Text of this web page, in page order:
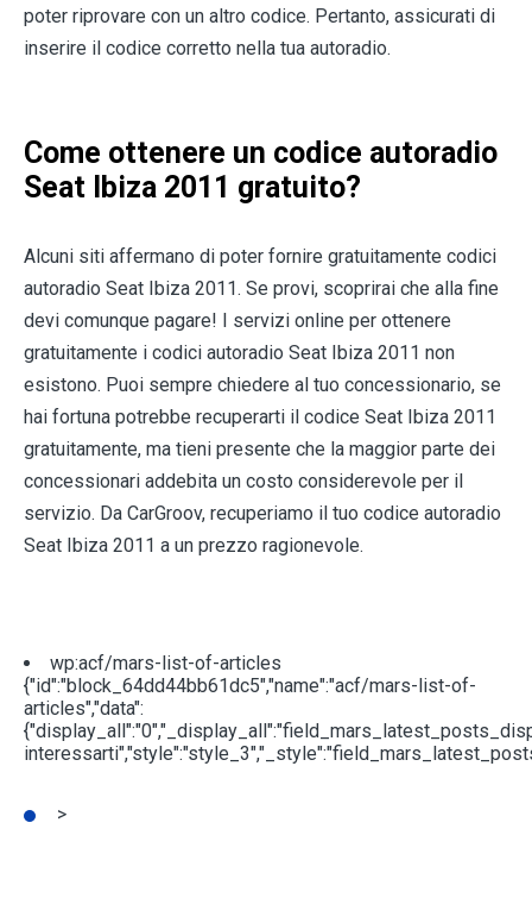
poter riprovare con un altro codice. Pertanto, assicurati di
inserire il codice corretto nella tua autoradio.
Come ottenere un codice autoradio
Seat Ibiza 2011 gratuito?
Alcuni siti affermano di poter fornire gratuitamente codici
autoradio Seat Ibiza 2011. Se provi, scoprirai che alla fine
devi comunque pagare! I servizi online per ottenere
gratuitamente i codici autoradio Seat Ibiza 2011 non
esistono. Puoi sempre chiedere al tuo concessionario, se
hai fortuna potrebbe recuperarti il codice Seat Ibiza 2011
gratuitamente, ma tieni presente che la maggior parte dei
concessionari addebita un costo considerevole per il
servizio. Da CarGroov, recuperiamo il tuo codice autoradio
Seat Ibiza 2011 a un prezzo ragionevole.
wp:acf/mars-list-of-articles
{"id":"block_64dd44bb61dc5","name":"acf/mars-list-of-
articles","data":
>